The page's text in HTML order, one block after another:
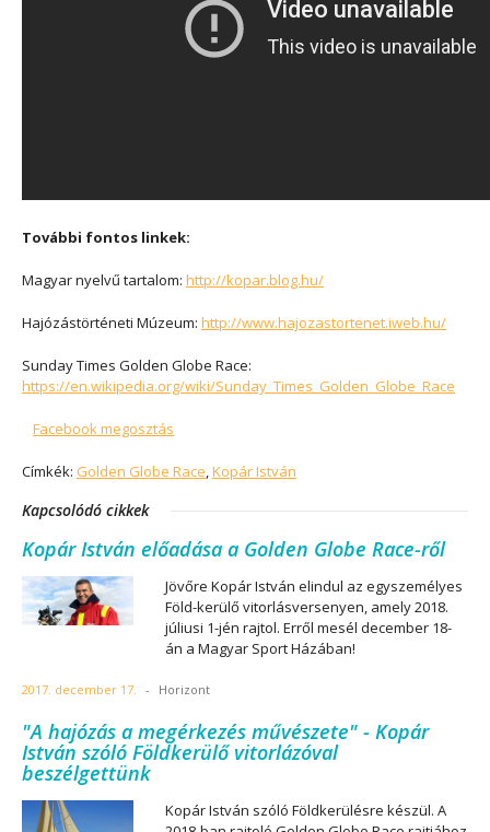
További fontos linkek:
Magyar nyelvű tartalom: http://kopar.blog.hu/
Hajózástörténeti Múzeum: http://www.hajozastortenet.iweb.hu/
Sunday Times Golden Globe Race:
https://en.wikipedia.org/wiki/Sunday_Times_Golden_Globe_Race
Facebook megosztás
Címkék: Golden Globe Race,Kopár István
Kapcsolódó cikkek
Kopár István előadása a Golden Globe Race-ről
Jövőre Kopár István elindul az egyszemélyes
Föld-kerülő vitorlásversenyen, amely 2018.
júliusi 1-jén rajtol. Erről mesél december 18-
án a Magyar Sport Házában!
2017. december 17. - Horizont
"A hajózás a megérkezés művészete" - Kopár
István szóló Földkerülő vitorlázóval
beszélgettünk
Kopár István szóló Földkerülésre készül. A